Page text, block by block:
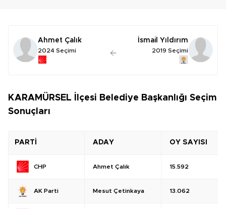
Ahmet Çalık
2024 Seçimi
İsmail Yıldırım
2019 Seçimi
KARAMÜRSEL İlçesi Belediye Başkanlığı Seçim
Sonuçları
PARTİ ADAY OY SAYISI
CHP Ahmet Çalık 15.592
AK Parti Mesut Çetinkaya 13.062